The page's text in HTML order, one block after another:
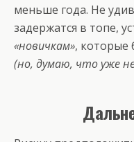
меньше года. Не
задержатся в топе,
«новичкам», которые
(но, думаю, что уже